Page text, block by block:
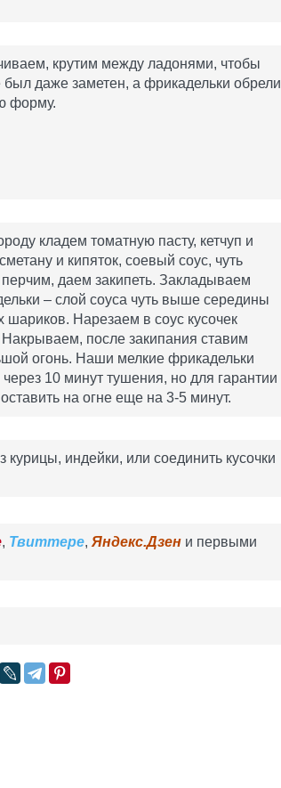
крутим между ладонями, чтобы
даже заметен, а фрикадельки обрели
форму.
кладем томатную пасту, кетчуп и
и кипяток, соевый соус, чуть
даем закипеть. Закладываем
– слой соуса чуть выше середины
шариков. Нарезаем в соус кусочек
после закипания ставим
огонь. Наши мелкие фрикадельки
через 10 минут тушения, но для гарантии
на огне еще на 3-5 минут.
индейки, или соединить кусочки
, Твиттере, Яндекс.Дзен и первыми